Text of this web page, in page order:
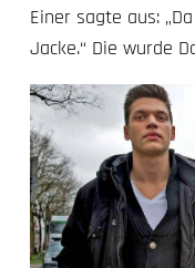
Einer sagte aus:
Jacke.“ Die wurde